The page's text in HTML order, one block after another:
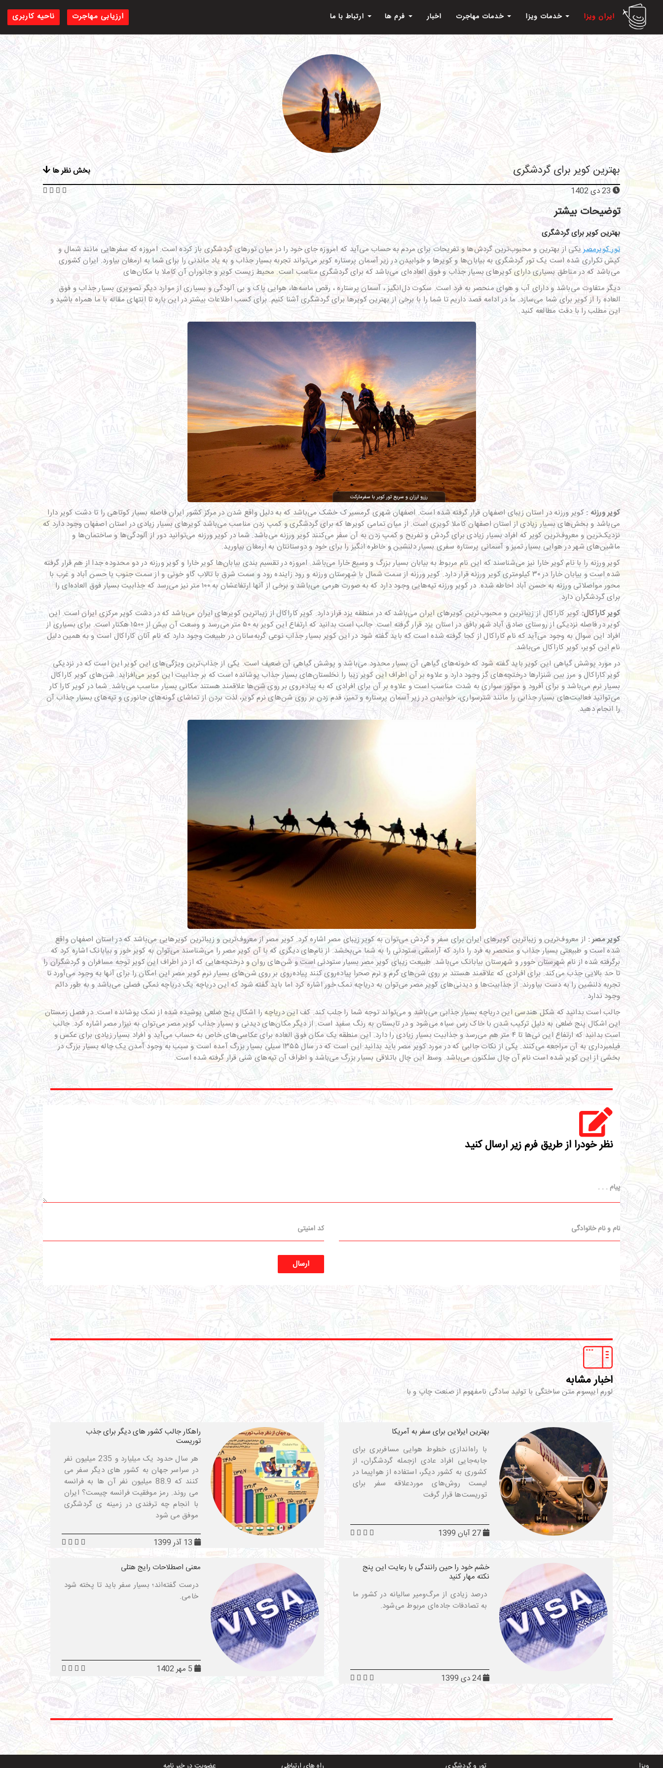
ناحیه کاربری ارزیابی مهاجرت ایران ویزا اخبار
بهترین کویر برای گردشگری
بخش نظر ها
توضیحات بیشتر
بهترین کویر برای گردشگری
تور کویرمصریکی از بهترین و محبوب‌ترین گردش‌ها و تفریحات برای مردم به حساب می‌آید که امروزه جای خود را در میان تورهای گردشگری باز کرده است. امروزه که سفرهایی مانند شمال و
کیش تکراری شده است یک تور گردشگری به بیابان‌ها و کویرها و خوابیدن در زیر آسمان پرستاره کویر می‌تواند تجربه بسیار جذاب و به یاد ماندنی را برای شما به ارمغان بیاورد. ایران کشوری
می‌باشد که در مناطق بسیاری دارای کویرهای بسیار جذاب و فوق العاده‌ای می‌باشد که برای گردشگری مناسب است. محیط زیست کویر و جانوران آن کاملا با مکان‌های
دیگر متفاوت می‌باشد و دارای آب و هوای منحصر به فرد است. سکوت دل‌انگیز ، آسمان پرستاره ، رقص ماسه‌ها، هوایی پاک و بی آلودگی و بسیاری از موارد دیگر تصویری بسیار جذاب و فوق
العاده را از کویر برای شما می‌سازد. ما در ادامه قصد داریم تا شما را با برخی از بهترین کویرها برای گردشگری آشنا کنیم. برای کسب اطلاعات بیشتر در این باره تا انتهای مقاله با ما همراه باشید و
این مطلب را با دقت مطالعه کنید.
کویر ورزنه : کویر ورزنه در استان زیبای اصفهان قرار گرفته شده است. اصفهان شهری گرمسیر ک خشک می‌باشد که به دلیل واقع شدن در مرکز کشور ایران فاصله بسیار کوتاهی را تا دشت کویر دارا
می‌باشد و بخش‌های بسیار زیادی از استان اصفهان کاملا کویری است. از میان تمامی کویرها که برای گردشگری و کمپ زدن مناسب می‌باشد کویرهای بسیار زیادی در استان اصفهان وجود دارد که
نزدیک‌ترین و معروف‌ترین کویر که افراد بسیار زیادی برای گردش و تفریح و کمپ زدن به آن سفر می‌کنند کویر ورزنه می‌باشد. شما در کویر ورزنه می‌توانید دور از آلودگی‌ها و ساختمان‌ها و
ماشین‌های شهر در هوایی بسیار تمیز و آسمانی پرستاره سفری بسیار دلنشین و خاطره انگیز را برای خود و دوستانتان به ارمغان بیاورید.
کویر ورزنه را با نام کویر خارا نیز می‌شناسند که این نام مربوط به بیابان بسیار بزرگ و وسیع خارا می‌باشد. امروزه در تقسیم بندی بیابان‌ها کویر خارا و کویر ورزنه در دو محدوده جدا از هم قرار گرفته
شده است و بیابان خارا در ۳۰ کیلومتری کویر ورزنه قرار دارد. کویر ورزنه از سمت شمال با شهرستان ورزنه و رود زاینده رود و سمت شرق با تالاب گاو خونی و از سمت جنوب با حسن آباد و غرب با
محور مواصلاتی ورزنه به حسن آباد احاطه شده. در کویر ورزنه تپه‌هایی وجود دارد که به صورت هرمی می‌باشد و برخی از آنها ارتفاعشان به ۱۰۰ متر نیز می‌رسد که جذابیت بسیار فوق العاده‌ای را
برای گردشگران دارد.
کویر کاراکال: کویر کاراکال از زیباترین و محبوب‌ترین کویرهای ایران می‌باشد که در منطقه یزد قرار دارد. کویر کاراکال از زیباترین کویرهای ایران می‌باشد که در دشت کویر مرکزی ایران است. این
کویر در فاصله نزدیکی از روستای صادق آباد شهر بافق در استان یزد قرار گرفته است. جالب است بدانید که ارتفاع این کویر به ۵۰ متر می‌رسد و وسعت آن بیش از ۱۵۰۰ هکتار است. برای بسیاری از
افراد این سوال به وجود می‌آید که نام کاراکال از کجا گرفته شده است که باید گفته شود در این کویر بسیار جذاب نوعی گربه‌سانان در طبیعت وجود دارد که نام آنان کاراکال است و به همین دلیل
نام این کویر، کویر کاراکال می‌باشد.
در مورد پوشش گیاهی این کویر باید گفته شود که خونه‌های گیاهی آن بسیار محدود می‌باشد و پوشش گیاهی آن ضعیف است. یکی از جذاب‌ترین ویژگی‌های این کویر این است که در نزدیکی
کویر کاراکال و مرز بین شنزارها درختچه‌های گز وجود دارد و علاوه بر آن اطراف این کویر زیبا را نخلستان‌های بسیار جذاب پوشانده است که بر جذابیت این کویر می‌افزاید. شن‌های کویر کاراکال
بسیار نرم می‌باشد و برای آفرود و موتور سواری به شدت مناسب است و علاوه بر آن برای افرادی که به پیاده‌روی بر روی شن‌ها علاقمند هستند مکانی بسیار مناسب می‌باشد. شما در کویر کارا کار
می‌توانید فعالیت‌های بسیار جذابی را مانند شترسواری، خوابیدن در زیر آسمان پرستاره و تمیز، قدم زدن بر روی شن‌های نرم کویر، لذت بردن از تماشای گونه‌های جانوری و تپه‌های بسیار جذاب آن
را انجام دهید.
کویر مصر: از معروف‌ترین و زیباترین کویرهای ایران برای سفر و گردش می‌توان به کویر زیبای مصر اشاره کرد. کویر مصر از معروف‌ترین و زیباترین کویرهایی می‌باشد که در استان اصفهان واقع
شده است و طبیعتی بسیار جذاب و منحصر به فرد را دارد که آرامشی ستودنی را به شما می‌بخشد. از نام‌های دیگری که با آن کویر مصر را می‌شناسند می‌توان به کویر خور و بیابانک اشاره کرد که
برگرفته شده از نام شهرستان خوور و شهرستان بیابانک می‌باشد. طبیعت زیبای کویر مصر بسیار ستودنی است و شن‌های روان و درختچه‌هایی که از در اطراف این کویر توجه مسافران و گردشگران را
تا حد بالایی جذب می‌کند. برای افرادی که علاقمند هستند بر روی شن‌های گرم و نرم صحرا پیاده‌روی کنند پیاده‌روی بر روی شن‌های بسیار نرم کویر مصر این امکان را برای آنها به وجود می‌آورد تا
تجربه دلنشین را به دست بیاورند. از جذابیت‌ها و دیدنی‌های کویر مصر می‌توان به دریاچه نمک خور اشاره کرد اما باید گفته شود که این دریاچه یک دریاچه نمکی فصلی می‌باشد و به طور دائم
وجود ندارد .
جالب است بدانید که شکل هندسی این دریاچه بسیار جذابی می‌باشد و می‌تواند توجه شما را جلب کند. کف این دریاچه را اشکال پنج ضلعی پوشیده شده از نمک پوشانده است. در فصل زمستان
این اشکال پنج ضلعی به دلیل ترکیب شدن با خاک رس سیاه می‌شود و در تابستان به رنگ سفید است. از دیگر مکان‌های دیدنی و بسیار جذاب کویر مصر می‌توان به نیزار مصر اشاره کرد. جالب
است بدانید که ارتفاع این نی‌ها تا ۴ متر هم می‌رسد و جذابیت بسیار زیادی را دارد. این منطقه یک مکان فوق العاده برای عکاسی‌های خاص به حساب می‌آید و افراد بسیار زیادی برای عکس و
فیلمبرداری به آن مراجعه می‌کنند. یکی از نکات جالبی که در مورد کویر مصر باید بدانید این است که در سال ۱۳۵۵ سیلی بسیار بزرگ آمده است و سبب به وجود آمدن یک چاله بسیار بزرگ در
بخشی از این کویر شده است نام آن چال سلکنون می‌باشد. وسط این چال باتلاقی بسیار بزرگ می‌باشد و اطراف آن تپه‌های شنی قرار گرفته شده است.
نظر خودرا از طریق فرم زیر ارسال کنید
ارسال
اخبار مشابه
لورم ایپسوم متن ساختگی با تولید سادگی نامفهوم از صنعت چاپ و با
بهترین ایرلاین برای سفر به آمریکا
با راه‌اندازی خطوط هوایی مسافربری برای
جابه‌جایی افراد عادی ازجمله گردشگران، از
کشوری به کشور دیگر، استفاده از هواپیما در
لیست روش‌های موردعلاقه سفر برای
توریست‌ها قرار گرفت
راهکار جالب کشور های دیگر برای جذب
توریست
هر سال حدود یک میلیارد و 235 میلیون نفر
در سراسر جهان به کشور های دیگر سفر می
کنند که 88.9 میلیون نفر آن ها به فرانسه
می روند. رمز موفقیت فرانسه چیست؟ ایران
با انجام چه ترفندی در زمینه ی گردشگری
موفق می شود
خشم خود را حین رانندگی با رعایت این پنج
نکته مهار کنید
درصد زیادی از مرگ‌ومیر سالیانه در کشور ما
به تصادفات جاده‌ای مربوط می‌شود.
معنی اصطلاحات رایج هتلی
درست گفته‌اند؛ بسیار سفر باید تا پخته شود
خامی.